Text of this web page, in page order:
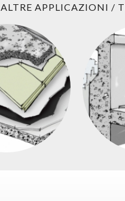
ALTRE APPLICAZIONI /